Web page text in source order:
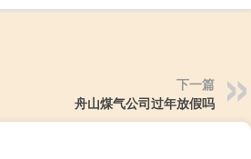
下一篇
舟山煤气公司过年放假吗